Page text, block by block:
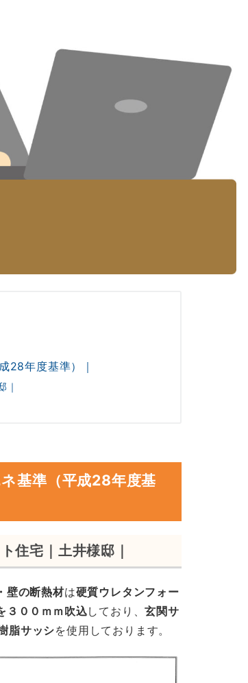
28年度基準）｜
｜
基準（平成28年度基
住宅｜土井様邸｜
壁の断熱材は硬質ウレタンフォー
３００ｍｍ吹込しており、玄関サ
脂サッシを使用しております。